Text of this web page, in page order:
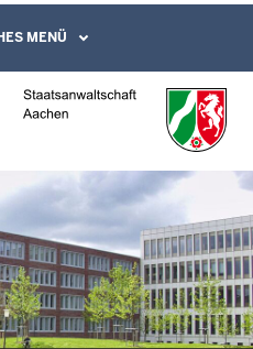
Startseite
MENÜ